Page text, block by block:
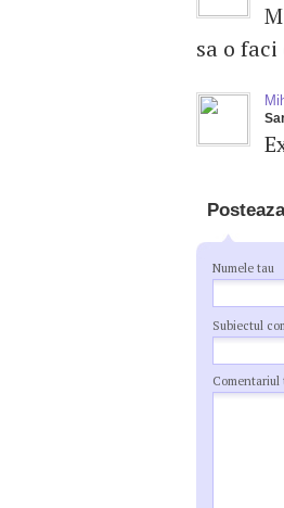
sa o
Numele tau
Subiectul
Comentariul